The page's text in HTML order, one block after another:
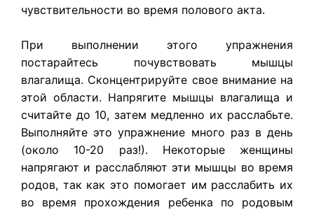
чувствительности во время полового акта.
При выполнении этого упражнения
постарайтесь почувствовать мышцы
влагалища. Сконцентрируйте свое внимание на
этой области. Напрягите мышцы влагалища и
считайте до 10, затем медленно их расслабьте.
Выполняйте это упражнение много раз в день
(около 10-20 раз!). Некоторые женщины
напрягают и расслабляют эти мышцы во время
родов, так как это помогает им расслабить их
во время прохождения ребенка по родовым